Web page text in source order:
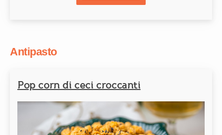
Antipasto
Pop corn di ceci croccanti